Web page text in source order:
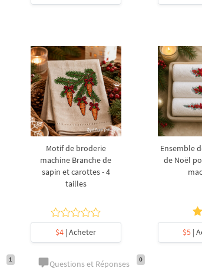
Motif de broderie
machine Branche de
sapin et carottes - 4
tailles
$4 | Acheter
Ensemble
de Noël
$5|
1 Questions et Réponses 0